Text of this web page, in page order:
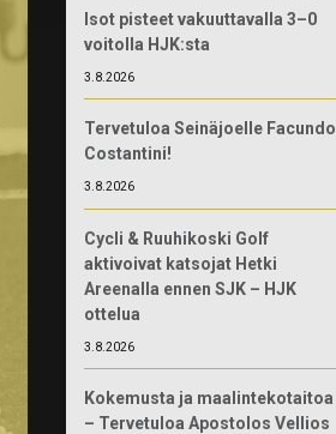
Isot pisteet vakuuttavalla 3–0
voitolla HJK:sta
3.8.2026
Tervetuloa Seinäjoelle Facundo
Costantini!
3.8.2026
Cycli & Ruuhikoski Golf
aktivoivat katsojat Hetki
Areenalla ennen SJK – HJK
ottelua
3.8.2026
Kokemusta ja maalintekotaitoa
– Tervetuloa Apostolos Vellios